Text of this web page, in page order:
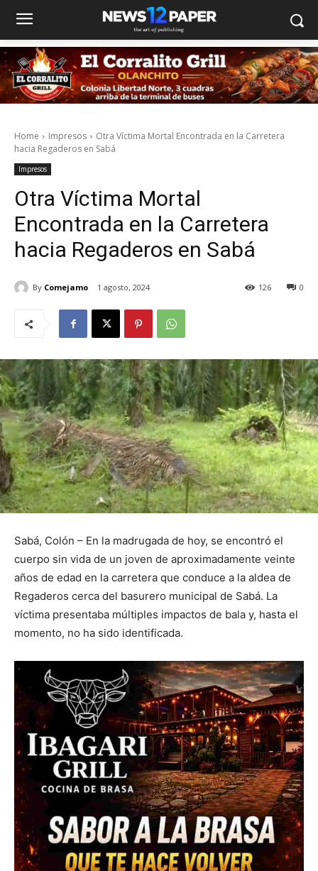
Home Impresos
Otra Víctima Mortal Encontrada en la Carretera
hacia Regaderos en Sabá
Impresos
Otra Víctima Mortal
Encontrada en la Carretera
hacia Regaderos en Sabá
By Comejamo 1 agosto, 2024 0
126
Sabá, Colón – En la madrugada de hoy, se encontró el
cuerpo sin vida de un joven de aproximadamente veinte
años de edad en la carretera que conduce a la aldea de
Regaderos cerca del basurero municipal de Sabá. La
víctima presentaba múltiples impactos de bala y, hasta el
momento, no ha sido identificada.